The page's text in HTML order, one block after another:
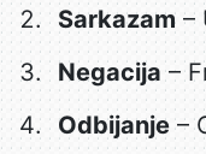
Sarkazam–
Negacija–
Odbijanje–